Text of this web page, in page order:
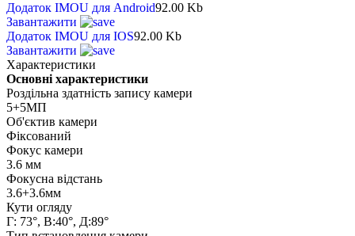
Додаток IMOU для Android92.00 Kb
Завантажити
Додаток IMOU для IOS92.00 Kb
Завантажити
Характеристики
Основні характеристики
Роздільна здатність запису камери
5+5МП
Об'єктив камери
Фіксований
Фокус камери
3.6 мм
Фокусна відстань
3.6+3.6мм
Кути огляду
Г: 73°, В:40°, Д:89°